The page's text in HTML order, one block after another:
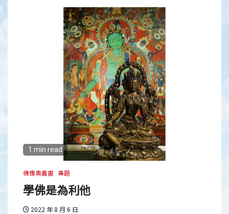
1 min read
佛像奧義書 專題
學佛是為利他
2022 年 8 月 6 日